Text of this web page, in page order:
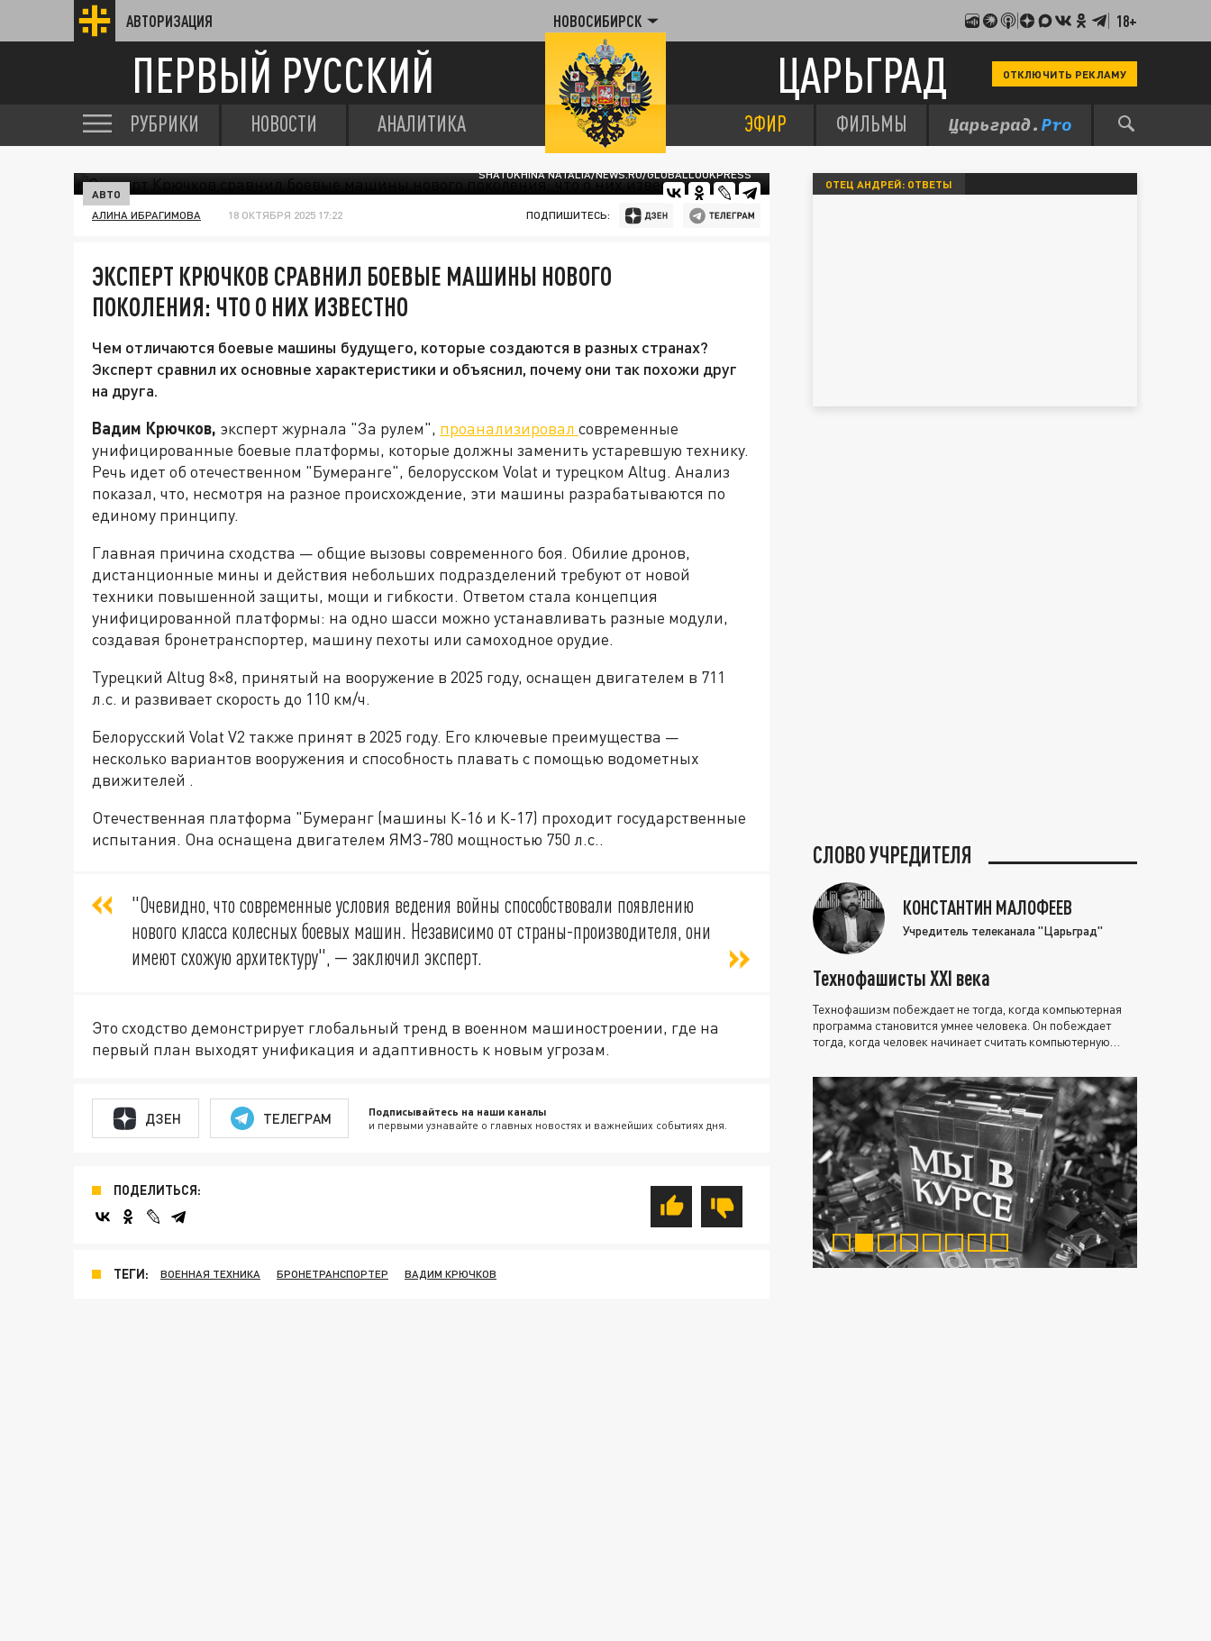
АВТОРИЗАЦИЯ НОВОСИБИРСК 18+
ПЕРВЫЙ РУССКИЙ ЦАРЬГРАД ОТКЛЮЧИТЬ РЕКЛАМУ
РУБРИКИ НОВОСТИ АНАЛИТИКА ЭФИР ФИЛЬМЫ
SHATOKHINA NATALIA/NEWS.RU/GLOBALLOOKPRESS
АВТО
АЛИНА ИБРАГИМОВА 18 ОКТЯБРЯ 2025 17:22 ПОДПИШИТЕСЬ:
ЭКСПЕРТ КРЮЧКОВ СРАВНИЛ БОЕВЫЕ МАШИНЫ НОВОГО
ПОКОЛЕНИЯ: ЧТО О НИХ ИЗВЕСТНО
Чем отличаются боевые машины будущего, которые создаются в разных странах?
Эксперт сравнил их основные характеристики и объяснил, почему они так похожи друг
на друга.
Вадим Крючков, эксперт журнала "За рулем", проанализировал современные
унифицированные боевые платформы, которые должны заменить устаревшую технику.
Речь идет об отечественном "Бумеранге", белорусском Volat и турецком Altug. Анализ
показал, что, несмотря на разное происхождение, эти машины разрабатываются по
единому принципу.
Главная причина сходства — общие вызовы современного боя. Обилие дронов,
дистанционные мины и действия небольших подразделений требуют от новой
техники повышенной защиты, мощи и гибкости. Ответом стала концепция
унифицированной платформы: на одно шасси можно устанавливать разные модули,
создавая бронетранспортер, машину пехоты или самоходное орудие.
Турецкий Altug 8×8, принятый на вооружение в 2025 году, оснащен двигателем в 711
л.с. и развивает скорость до 110 км/ч.
Белорусский Volat V2 также принят в 2025 году. Его ключевые преимущества —
несколько вариантов вооружения и способность плавать с помощью водометных
движителей .
Отечественная платформа "Бумеранг (машины К-16 и К-17) проходит государственные
испытания. Она оснащена двигателем ЯМЗ-780 мощностью 750 л.с..
"Очевидно, что современные условия ведения войны способствовали появлению
нового класса колесных боевых машин. Независимо от страны-производителя, они
имеют схожую архитектуру", — заключил эксперт.
Это сходство демонстрирует глобальный тренд в военном машиностроении, где на
первый план выходят унификация и адаптивность к новым угрозам.
ДЗЕН ТЕЛЕГРАМ Подписывайтесь на наши каналы
и первыми узнавайте о главных новостях и важнейших событиях дня.
ПОДЕЛИТЬСЯ:
ТЕГИ: ВОЕННАЯ ТЕХНИКА БРОНЕТРАНСПОРТЕР ВАДИМ КРЮЧКОВ
ОТЕЦ АНДРЕЙ: ОТВЕТЫ
СЛОВО УЧРЕДИТЕЛЯ
КОНСТАНТИН МАЛОФЕЕВ
Учредитель телеканала "Царьград"
Технофашисты XXI века
Технофашизм побеждает не тогда, когда компьютерная
программа становится умнее человека. Он побеждает
тогда, когда человек начинает считать компьютерную